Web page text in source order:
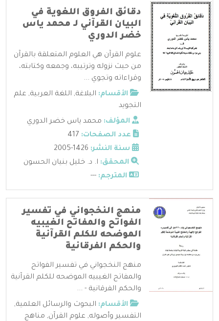
دقائق الفروق اللغوية في
البيان القرآني لـ محمد ياس
خضر الدوري
علوم القرآن هي العلوم المتعلقة بالقرآن
من حيث نزوله وترتيبه، وجمعه وكتابته،
وقراءاته وتجوي ...
الأقسام: البلاغة, اللغة العربية, علم
التجويد
المؤلف: محمد ياس خضر الدوري
عدد الصفحات:
سنة النشر:
المحقق: ا. د. خليل بنيان الحسون
المترجم: ---
منهج النخجواني في تفسير
الفواتح والمفاتح الغيبيه
الموضحه للكلم القرآنية
والحكم الفرقانية
منهج النخجواني في تفسير الفواتح
والمفاتح الغيبيه الموضحه للكلم القرآنية
والحكم الفرقانية - ...
الأقسام: البحوث والرسائل العلمية,
التفسير وأصوله, علوم القرآن, مناهج